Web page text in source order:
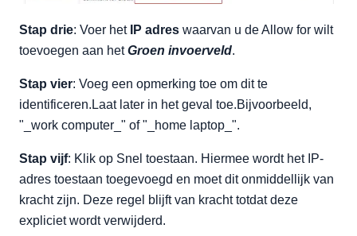
Stap drie: Voer het IP adres waarvan u de Allow for wilt
toevoegen aan hetGroen invoerveld.
Stap vier: Voeg een opmerking toe om dit te
identificeren.Laat later in het geval toe.Bijvoorbeeld,
"_work computer_" of "_home laptop_".
Stap vijf: Klik op Snel toestaan. Hiermee wordt het IP-
adres toestaan toegevoegd en moet dit onmiddellijk van
kracht zijn. Deze regel blijft van kracht totdat deze
expliciet wordt verwijderd.